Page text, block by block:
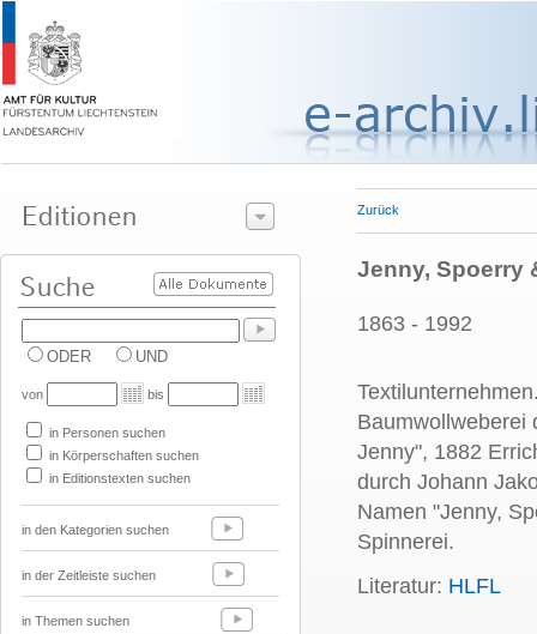
ODER UND
von bis
in Personen suchen
in Körperschaften suchen
in Editionstexten suchen
in den Kategorien suchen
in der Zeitleiste suchen
in Themen suchen
Zurück
Jenny, Spoerry
1863 - 1992
Baumwollweberei
Jenny", 1882
durch Johann
Namen "Jenny,
Spinnerei.
Literatur: HLFL